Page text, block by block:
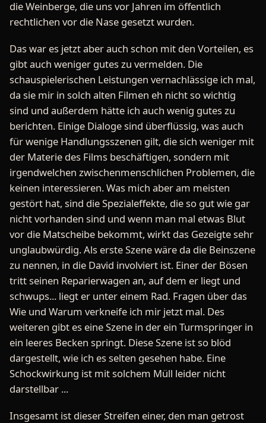
die Weinberge, die uns vor Jahren im öffentlich
rechtlichen vor die Nase gesetzt wurden.
Das war es jetzt aber auch schon mit den Vorteilen, es
gibt auch weniger gutes zu vermelden. Die
schauspielerischen Leistungen vernachlässige ich mal,
da sie mir in solch alten Filmen eh nicht so wichtig
sind und außerdem hätte ich auch wenig gutes zu
berichten. Einige Dialoge sind überflüssig, was auch
für wenige Handlungsszenen gilt, die sich weniger mit
der Materie des Films beschäftigen, sondern mit
irgendwelchen zwischenmenschlichen Problemen, die
keinen interessieren. Was mich aber am meisten
gestört hat, sind die Spezialeffekte, die so gut wie gar
nicht vorhanden sind und wenn man mal etwas Blut
vor die Matscheibe bekommt, wirkt das Gezeigte sehr
unglaubwürdig. Als erste Szene wäre da die Beinszene
zu nennen, in die David involviert ist. Einer der Bösen
tritt seinen Reparierwagen an, auf dem er liegt und
schwups... liegt er unter einem Rad. Fragen über das
Wie und Warum verkneife ich mir jetzt mal. Des
weiteren gibt es eine Szene in der ein Turmspringer in
ein leeres Becken springt. Diese Szene ist so blöd
dargestellt, wie ich es selten gesehen habe. Eine
Schockwirkung ist mit solchem Müll leider nicht
darstellbar ...
Insgesamt ist dieser Streifen einer, den man getrost